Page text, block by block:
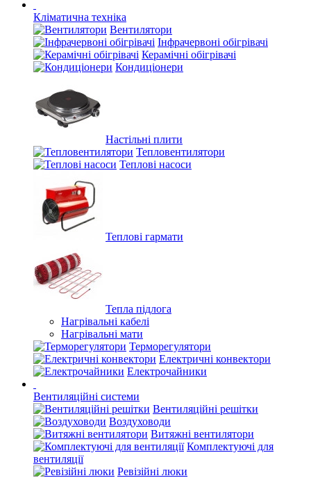
Кліматична техніка
Вентилятори
Інфрачервоні обігрівачі
Керамічні обігрівачі
Кондиціонери
Настільні плити
Тепловентилятори
Теплові насоси
Теплові гармати
Тепла підлога
Нагрівальні кабелі
Нагрівальні мати
Терморегулятори
Електричні конвектори
Електрочайники
Вентиляційні системи
Вентиляційні решітки
Воздуховоди
Витяжні вентилятори
Комплектуючі для
вентиляції
Ревізійні люки